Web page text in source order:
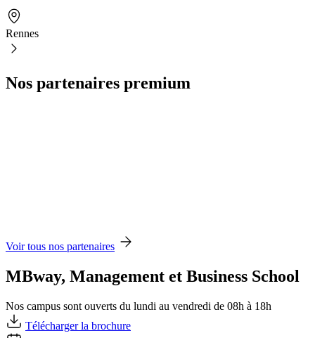
Rennes
Nos partenaires premium
Voir tous nos partenaires
MBway, Management et Business School
Nos campus sont ouverts du lundi au vendredi de 08h à 18h
Télécharger la brochure